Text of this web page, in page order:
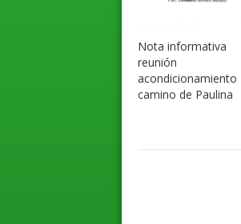
Nota informativa
reunión
acondicionamiento
camino de Paulina